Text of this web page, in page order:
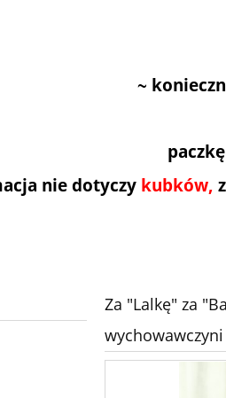
~
nie dotyczykubków,
Za "Lalkę" za